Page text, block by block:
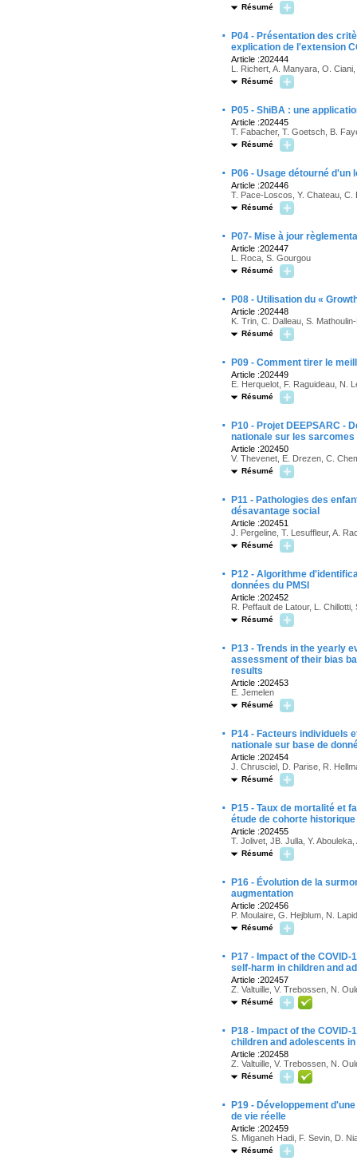
Résumé
·
P04 - Présentation des
explication de l'extension
Article :202444
L. Richert, A. Manyara, O.
Résumé
· P05 - ShiBA : une
Article :202445
T. Fabacher, T. Goetsch, B.
Résumé
· P06 - Usage détourné
Article :202446
T. Pace-Loscos, Y. Chateau,
Résumé
· P07- Mise à jour
Article :202447
L. Roca, S. Gourgou
Résumé
· P08 - Utilisation du «
Article :202448
K. Trin, C. Dalleau, S.
Résumé
· P09 - Comment tirer le
Article :202449
E. Herquelot, F. Raguideau, N.
Résumé
·
P10 - Projet DEEPSARC -
nationale sur les sarcomes
Article :202450
V. Thevenet, E. Drezen, C.
Résumé
·
P11 - Pathologies des
désavantage social
Article :202451
J. Pergeline, T. Lesuffleur, A.
Résumé
·
P12 - Algorithme
données du PMSI
Article :202452
R. Peffault de Latour, L.
Résumé
·
P13 - Trends in the yearly
assessment of their bias
results
Article :202453
E. Jemelen
Résumé
·
P14 - Facteurs individuels
nationale sur base de
Article :202454
J. Chrusciel, D. Parise, R.
Résumé
·
P15 - Taux de mortalité et
étude de cohorte
Article :202455
T. Jolivet, JB. Julla, Y.
Résumé
·
P16 - Évolution de la
augmentation
Article :202456
P. Moulaire, G. Hejblum, N.
Résumé
·
P17 - Impact of the
self-harm in children and
Article :202457
Z. Valtuille, V. Trebossen, N.
Résumé
·
P18 - Impact of the
children and adolescents
Article :202458
Z. Valtuille, V. Trebossen, N.
Résumé
·
P19 - Développement
de vie réelle
Article :202459
S. Miganeh Hadi, F. Sevin, D.
Résumé